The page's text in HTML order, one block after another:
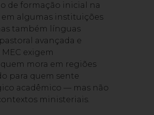
de formação inicial na
algumas instituições
também línguas
avançada e
exigem
mora em regiões
para quem sente
acadêmico — mas não
ministeriais.